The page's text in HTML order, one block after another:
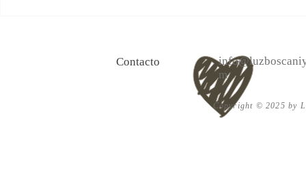
Contacto
m
Copyright © 2025 by